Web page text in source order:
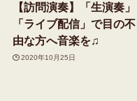
【訪問演奏】「生演奏」
「ライブ配信」で目の不
由な方へ音楽を♫
2020年10月25日